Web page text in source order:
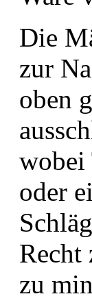
Die
zur
oben
wobei
oder
Recht
zu